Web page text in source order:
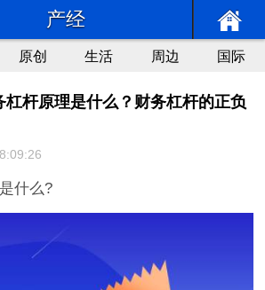
产经
原创 生活 周边 国际
杠杆原理是什么？财务杠杆的正负
什么?